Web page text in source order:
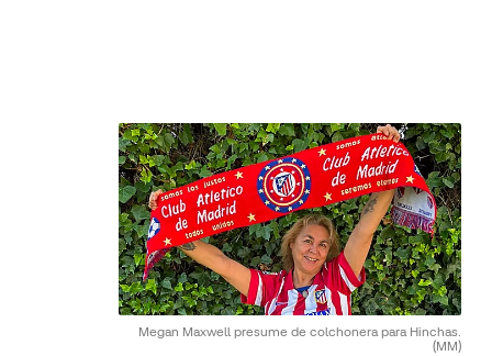
Megan Maxwell presume de colchonera para Hinchas.
(MM)